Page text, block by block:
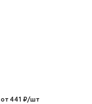
от 441 ₽/шт